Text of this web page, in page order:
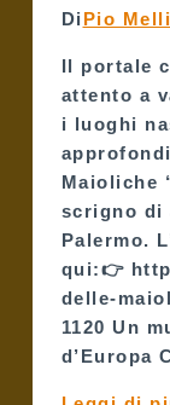
Di Pio
Il portale
attento a
i luoghi
Maioliche
scrigno di
Palermo.
qui:👉
delle-
1120 Un
d’Europa